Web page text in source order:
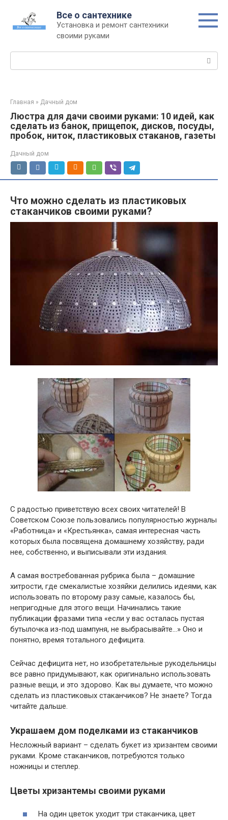
контенту
Все о сантехнике
Установка и ремонт сантехники
своими руками
Главная » Дачный дом
Люстра для дачи своими руками: 10 идей, как
сделать из банок, прищепок, дисков, посуды,
пробок, ниток, пластиковых стаканов, газеты
Дачный дом
Что можно сделать из пластиковых
стаканчиков своими руками?
С радостью приветствую всех своих читателей! В
Советском Союзе пользовались популярностью журналы
«Работница» и «Крестьянка», самая интересная часть
которых была посвящена домашнему хозяйству, ради
нее, собственно, и выписывали эти издания.
А самая востребованная рубрика была – домашние
хитрости, где смекалистые хозяйки делились идеями, как
использовать по второму разу самые, казалось бы,
непригодные для этого вещи. Начинались такие
публикации фразами типа «если у вас осталась пустая
бутылочка из-под шампуня, не выбрасывайте…» Оно и
понятно, время тотального дефицита.
Сейчас дефицита нет, но изобретательные рукодельницы
все равно придумывают, как оригинально использовать
разные вещи, и это здорово. Как вы думаете, что можно
сделать из пластиковых стаканчиков? Не знаете? Тогда
читайте дальше.
Украшаем дом поделками из стаканчиков
Несложный вариант – сделать букет из хризантем своими
руками. Кроме стаканчиков, потребуются только
ножницы и степлер.
Цветы хризантемы своими руками
На один цветок уходит три стаканчика, цвет